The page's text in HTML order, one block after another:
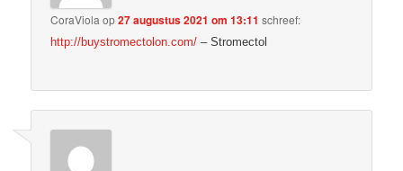
CoraViola op27 augustus 2021 om 13:11 schreef:
http://buystromectolon.com/ – Stromectol